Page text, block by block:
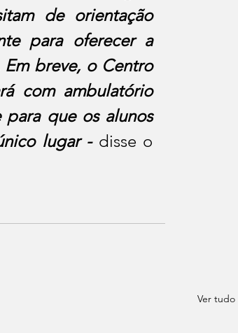
de orientação
para oferecer a
breve, o Centro
com ambulatório
para que os alunos
lugar - disse o
Ver tudo